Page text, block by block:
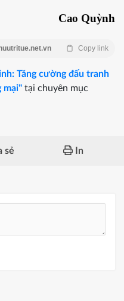
Cao Quỳnh
Copy link
Tăng cường đấu tranh
mại" tại chuyên mục
sẻ In